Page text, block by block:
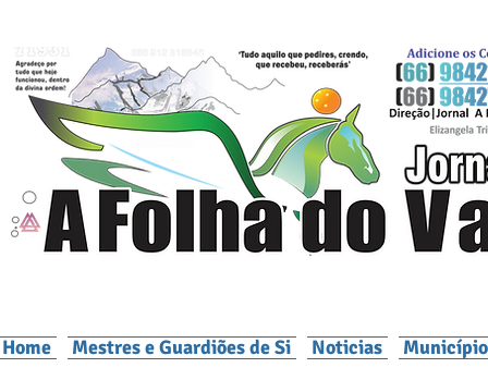
Home Mestres e Guardiões de Si Noticias